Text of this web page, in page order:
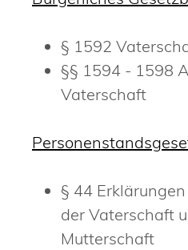
§ 1592
§§ 1594 - 1598
Vaterschaft
§ 44
der Vaterschaft
Mutterschaft